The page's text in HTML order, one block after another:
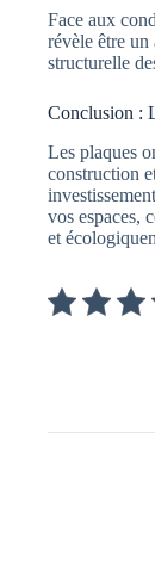
Face aux
révèle être
structurelle
Conclusion :
Les plaques
construction
vos espaces,
et